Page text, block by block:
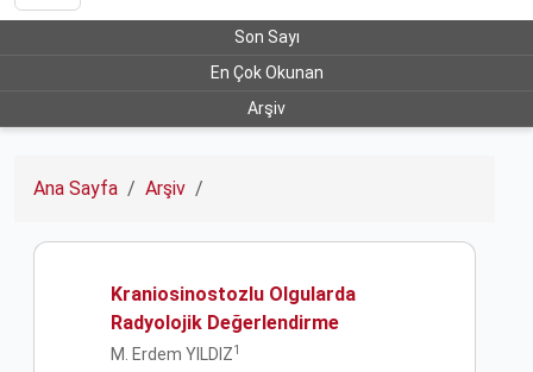
Son Sayı
En Çok Okunan
Arşiv
Ana Sayfa Arşiv
Kraniosinostozlu Olgularda
Radyolojik Değerlendirme
M. Erdem YILDIZ1